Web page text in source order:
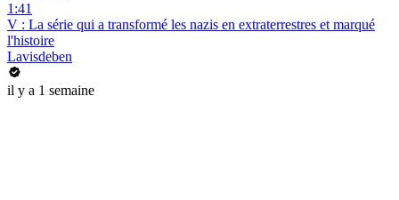
1:41
V : La série qui a transformé les nazis en extraterrestres et marqué
l'histoire
Lavisdeben
il y a 1 semaine